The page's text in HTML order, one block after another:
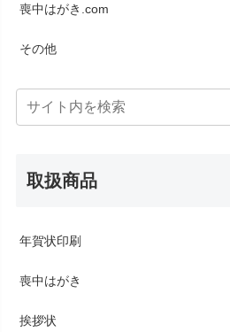
喪中はがき.com
その他
取扱商品
年賀状印刷
喪中はがき
挨拶状